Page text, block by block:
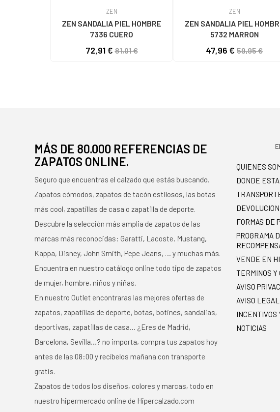
ZEN
ZEN SANDALIA PIEL HOMBRE
7336 CUERO
72,91 €81,01 €
ZEN
ZEN SANDALIA PIEL
5732 MARRON
47,96 € 59,95 €
MÁS DE 80.000 REFERENCIAS DE
ZAPATOS ONLINE.
Seguro que encuentras el calzado que estás buscando.
Zapatos cómodos, zapatos de tacón estilosos, las botas
más cool, zapatillas de casa o zapatilla de deporte.
Descubre la selección más amplia de zapatos de las
marcas más reconocidas: Garatti, Lacoste, Mustang,
Kappa, Disney, John Smith, Pepe Jeans, … y muchas más.
Encuentra en nuestro catálogo online todo tipo de zapatos
de mujer, hombre, niños y niñas.
En nuestro Outlet encontraras las mejores ofertas de
zapatos, zapatillas de deporte, botas, botines, sandalias,
deportivas, zapatillas de casa… ¿Eres de Madrid,
Barcelona, Sevilla…? no importa, compra tus zapatos hoy
antes de las 08:00 y recíbelos mañana con transporte
gratis.
Zapatos de todos los diseños, colores y marcas, todo en
nuestro hipermercado online de Hipercalzado.com
QUIENES
DONDE
FORMAS DE
PROGRAMA
VENDE EN
TERMINOS Y
AVISO
AVISO LEGAL
INCENTIVOS
NOTICIAS